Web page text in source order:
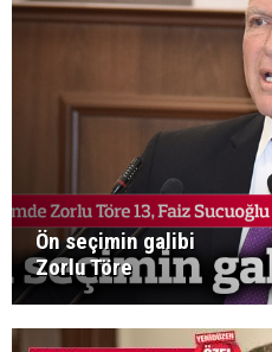
Ön seçimin galibi
Zorlu Töre